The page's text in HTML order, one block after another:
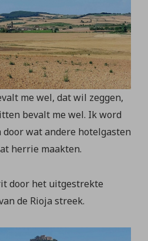
me wel, dat wil zeggen,
bevalt me wel. Ik word
wat andere hotelgasten
herrie maakten.
door het uitgestrekte
de Rioja streek.